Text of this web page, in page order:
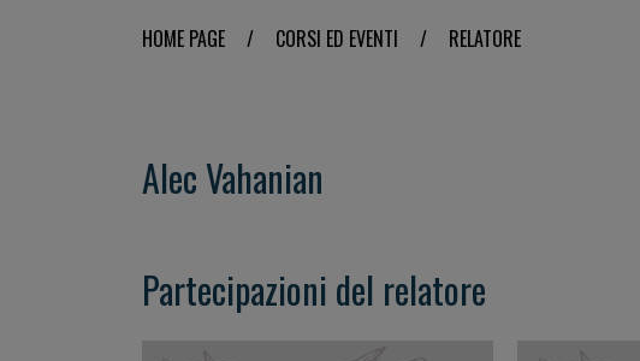
HOME PAGE / CORSI ED EVENTI / RELATORE
Alec Vahanian
Partecipazioni del relatore